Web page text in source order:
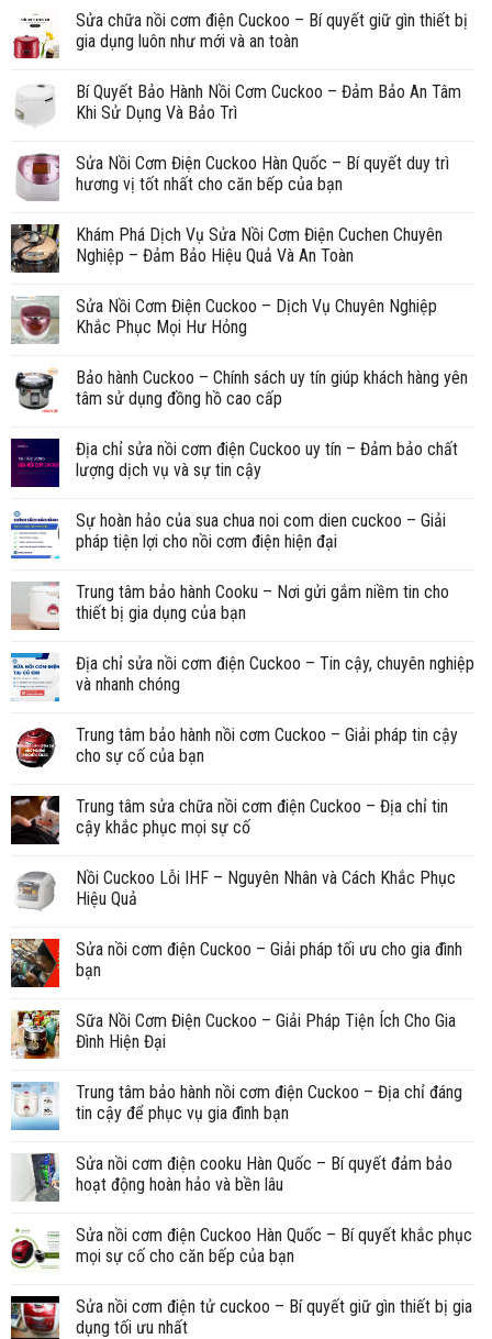
Sửa chữa nồi cơm điện Cuckoo – Bí quyết giữ gìn thiết bị
gia dụng luôn như mới và an toàn
Bí Quyết Bảo Hành Nồi Cơm Cuckoo – Đảm Bảo An Tâm
Khi Sử Dụng Và Bảo Trì
Sửa Nồi Cơm Điện Cuckoo Hàn Quốc – Bí quyết duy trì
hương vị tốt nhất cho căn bếp của bạn
Khám Phá Dịch Vụ Sửa Nồi Cơm Điện Cuchen Chuyên
Nghiệp – Đảm Bảo Hiệu Quả Và An Toàn
Sửa Nồi Cơm Điện Cuckoo – Dịch Vụ Chuyên Nghiệp
Khắc Phục Mọi Hư Hỏng
Bảo hành Cuckoo – Chính sách uy tín giúp khách hàng yên
tâm sử dụng đồng hồ cao cấp
Địa chỉ sửa nồi cơm điện Cuckoo uy tín – Đảm bảo chất
lượng dịch vụ và sự tin cậy
Sự hoàn hảo của sua chua noi com dien cuckoo – Giải
pháp tiện lợi cho nồi cơm điện hiện đại
Trung tâm bảo hành Cooku – Nơi gửi gắm niềm tin cho
thiết bị gia dụng của bạn
Địa chỉ sửa nồi cơm điện Cuckoo – Tin cậy, chuyên nghiệp
và nhanh chóng
Trung tâm bảo hành nồi cơm Cuckoo – Giải pháp tin cậy
cho sự cố của bạn
Trung tâm sửa chữa nồi cơm điện Cuckoo – Địa chỉ tin
cậy khắc phục mọi sự cố
Nồi Cuckoo Lỗi IHF – Nguyên Nhân và Cách Khắc Phục
Hiệu Quả
Sửa nồi cơm điện Cuckoo – Giải pháp tối ưu cho gia đình
bạn
Sữa Nồi Cơm Điện Cuckoo – Giải Pháp Tiện Ích Cho Gia
Đình Hiện Đại
Trung tâm bảo hành nồi cơm điện Cuckoo – Địa chỉ đáng
tin cậy để phục vụ gia đình bạn
Sửa nồi cơm điện cooku Hàn Quốc – Bí quyết đảm bảo
hoạt động hoàn hảo và bền lâu
Sửa nồi cơm điện Cuckoo Hàn Quốc – Bí quyết khắc phục
mọi sự cố cho căn bếp của bạn
Sửa nồi cơm điện tử cuckoo – Bí quyết giữ gìn thiết bị gia
dụng tối ưu nhất